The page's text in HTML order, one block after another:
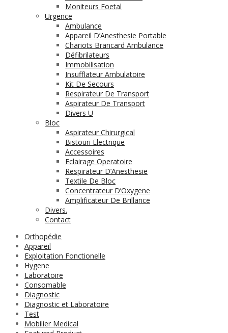
Moniteurs Foetal
Urgence
Ambulance
Appareil D’Anesthesie Portable
Chariots Brancard Ambulance
Défibrilateurs
Immobilisation
Insufflateur Ambulatoire
Kit De Secours
Respirateur De Transport
Aspirateur De Transport
Divers U
Bloc
Aspirateur Chirurgical
Bistouri Electrique
Accessoires
Eclairage Operatoire
Respirateur D’Anesthesie
Textile De Bloc
Concentrateur D’Oxygene
Amplificateur De Brillance
Divers.
Contact
Orthopédie
Appareil
Exploitation Fonctionelle
Hygene
Laboratoire
Consomable
Diagnostic
Diagnostic et Laboratoire
Test
Mobilier Medical